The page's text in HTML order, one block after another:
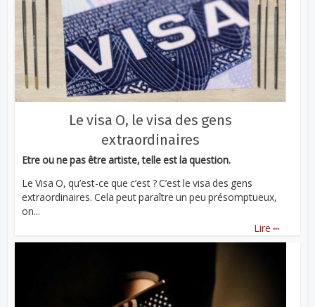
Le visa O, le visa des gens
extraordinaires
Etre ou ne pas être artiste, telle est la question.
Le Visa O, qu’est-ce que c’est ? C’est le visa des gens
extraordinaires. Cela peut paraître un peu présomptueux,
on...
Lire ...